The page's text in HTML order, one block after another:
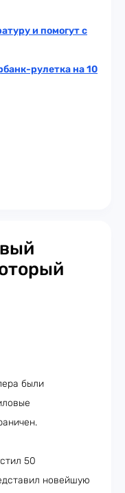
и помогут с
рулетка на 10
были
50
новейшую